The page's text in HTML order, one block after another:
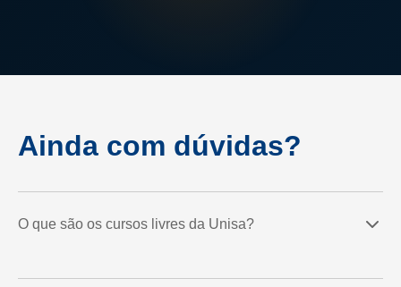
Ainda com dúvidas?
O que são os cursos livres da Unisa?